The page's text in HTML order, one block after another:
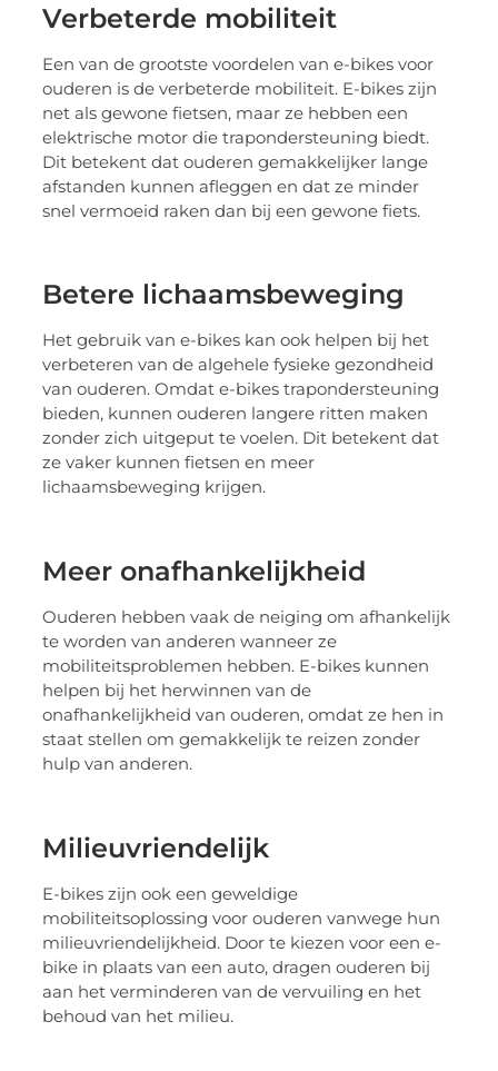
Verbeterde mobiliteit
Een van de grootste voordelen van e-bikes voor
ouderen is de verbeterde mobiliteit. E-bikes zijn
net als gewone fietsen, maar ze hebben een
elektrische motor die trapondersteuning biedt.
Dit betekent dat ouderen gemakkelijker lange
afstanden kunnen afleggen en dat ze minder
snel vermoeid raken dan bij een gewone fiets.
Betere lichaamsbeweging
Het gebruik van e-bikes kan ook helpen bij het
verbeteren van de algehele fysieke gezondheid
van ouderen. Omdat e-bikes trapondersteuning
bieden, kunnen ouderen langere ritten maken
zonder zich uitgeput te voelen. Dit betekent dat
ze vaker kunnen fietsen en meer
lichaamsbeweging krijgen.
Meer onafhankelijkheid
Ouderen hebben vaak de neiging om afhankelijk
te worden van anderen wanneer ze
mobiliteitsproblemen hebben. E-bikes kunnen
helpen bij het herwinnen van de
onafhankelijkheid van ouderen, omdat ze hen in
staat stellen om gemakkelijk te reizen zonder
hulp van anderen.
Milieuvriendelijk
E-bikes zijn ook een geweldige
mobiliteitsoplossing voor ouderen vanwege hun
milieuvriendelijkheid. Door te kiezen voor een e-
bike in plaats van een auto, dragen ouderen bij
aan het verminderen van de vervuiling en het
behoud van het milieu.